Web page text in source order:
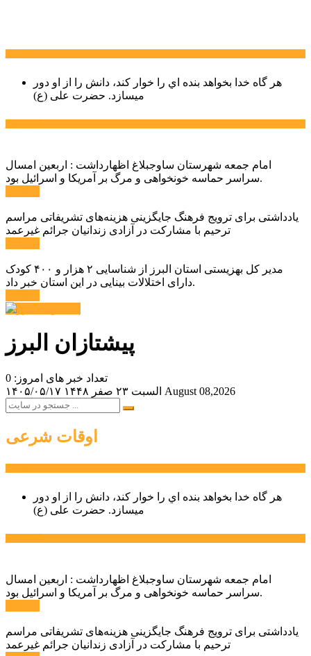
هر گاه خدا بخواهد بنده اي را خوار كند، دانش را از او دور
میسازد. حضرت علی (ع)
امام جمعه شهرستان ساوجبلاغ اظهارداشت : اربعین امسال
سراسر حماسه خونخواهی و مرگ بر آمریکا و اسرائیل بود.
یادداشتی برای ترویج فرهنگ جایگزینی هزینه‌های تشریفاتی مراسم
ترحیم با مشارکت در آزادی زندانیان جرائم غیرعمد
مدیر کل بهزیستی استان البرز از شناسایی ۲ هزار و ۴۰۰ کودک
دارای اختلالات بینایی در این استان خبر داد.
پیشتازان البرز
تعداد خبر های امروز: 0
۱۴۰۵/۰۵/۱۷
السبت ۲۳ صفر ۱۴۴۸ August 08,2026
اوقات شرعی
هر گاه خدا بخواهد بنده اي را خوار كند، دانش را از او دور
میسازد. حضرت علی (ع)
امام جمعه شهرستان ساوجبلاغ اظهارداشت : اربعین امسال
سراسر حماسه خونخواهی و مرگ بر آمریکا و اسرائیل بود.
یادداشتی برای ترویج فرهنگ جایگزینی هزینه‌های تشریفاتی مراسم
ترحیم با مشارکت در آزادی زندانیان جرائم غیرعمد